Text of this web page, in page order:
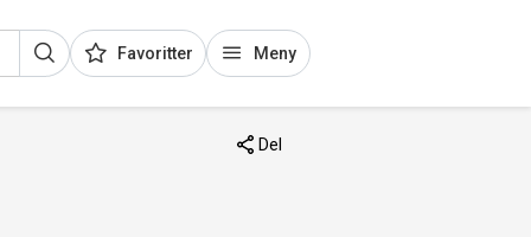
Favoritter Meny
Del